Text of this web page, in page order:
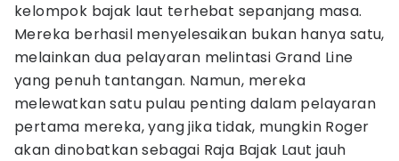
kelompok bajak laut terhebat sepanjang masa.
Mereka berhasil menyelesaikan bukan hanya satu,
melainkan dua pelayaran melintasi Grand Line
yang penuh tantangan. Namun, mereka
melewatkan satu pulau penting dalam pelayaran
pertama mereka, yang jika tidak, mungkin Roger
akan dinobatkan sebagai Raja Bajak Laut jauh